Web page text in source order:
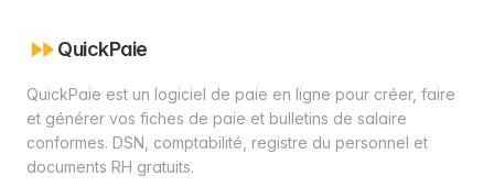
QuickPaie
QuickPaie est un logiciel de paie en ligne pour créer, faire
et générer vos fiches de paie et bulletins de salaire
conformes. DSN, comptabilité, registre du personnel et
documents RH gratuits.